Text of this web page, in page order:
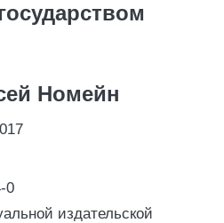
Номейн
0
издательской